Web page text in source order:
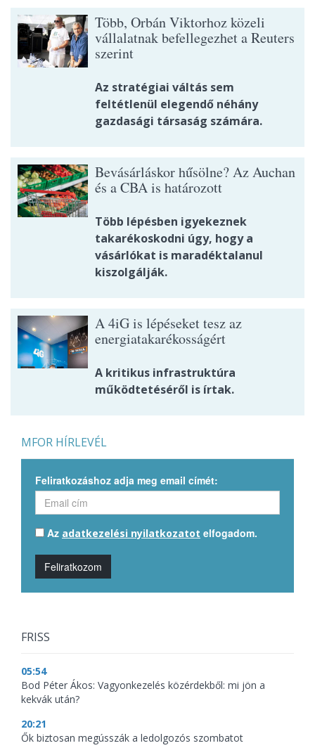
Több, Orbán Viktorhoz közeli
vállalatnak befellegezhet a Reuters
szerint
Az stratégiai váltás sem
feltétlenül elegendő néhány
gazdasági társaság számára.
Bevásárláskor hűsölne? Az Auchan
és a CBA is határozott
Több lépésben igyekeznek
takarékoskodni úgy, hogy a
vásárlókat is maradéktalanul
kiszolgálják.
A 4iG is lépéseket tesz az
energiatakarékosságért
A kritikus infrastruktúra
működtetéséről is írtak.
MFOR HÍRLEVÉL
Feliratkozáshoz adja meg email címét:
Az adatkezelési nyilatkozatot elfogadom.
Feliratkozom
FRISS
05:54
Bod Péter Ákos: Vagyonkezelés közérdekből: mi jön a
kekvák után?
20:21
Ők biztosan megússzák a ledolgozós szombatot